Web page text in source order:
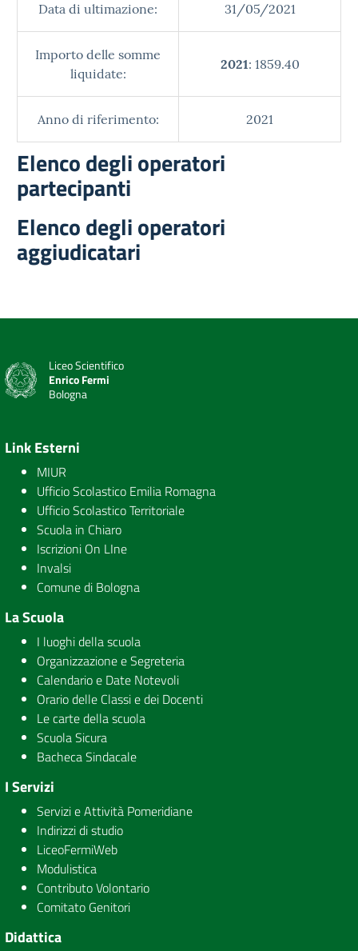
Data di ultimazione: 31/05/2021
Importo delle somme
liquidate:
2021: 1859.40
Anno di riferimento: 2021
Elenco degli operatori
partecipanti
Elenco degli operatori
aggiudicatari
Liceo Scientifico
Enrico Fermi
Bologna
Link Esterni
MIUR
Ufficio Scolastico Emilia Romagna
Ufficio Scolastico Territoriale
Scuola in Chiaro
Iscrizioni On LIne
Invalsi
Comune di Bologna
La Scuola
I luoghi della scuola
Organizzazione e Segreteria
Calendario e Date Notevoli
Orario delle Classi e dei Docenti
Le carte della scuola
Scuola Sicura
Bacheca Sindacale
I Servizi
Servizi e Attività Pomeridiane
Indirizzi di studio
LiceoFermiWeb
Modulistica
Contributo Volontario
Comitato Genitori
Didattica